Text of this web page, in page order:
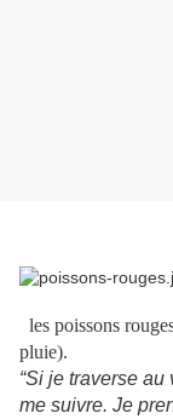
les poissons
pluie).
“Si je traverse au
me suivre. Je